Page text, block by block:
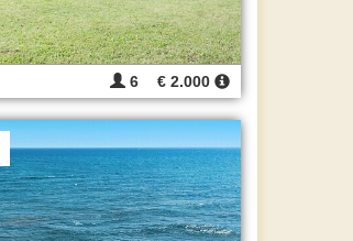
6 € 2.000